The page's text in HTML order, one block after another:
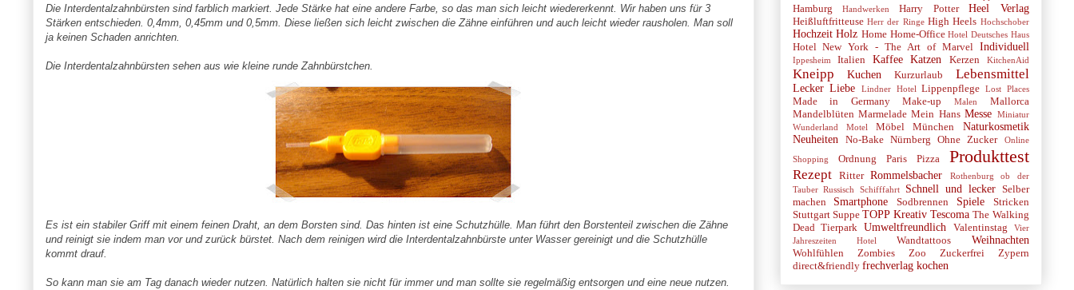
Die Interdentalzahnbürstensind farblich markiert. Jede Stärke hat eine andere Farbe, so das man sich leicht wiedererkennt. Wir haben uns für 3
Stärken entschieden. 0,4mm, 0,45mm und 0,5mm. Diese ließen sich leicht zwischen die Zähne einführen und auch leicht wieder rausholen. Man soll
ja keinen Schaden anrichten.
Die Interdentalzahnbürstensehen aus wie kleine rundeZahnbürstchen.
Es ist ein stabiler Griff mit einem feinen Draht, an dem Borsten sind. Das hinten ist eine Schutzhülle. Man führt den Borstenteil zwischen die Zähne
und reinigt sie indem man vor und zurück bürstet. Nach dem reinigen wird die Interdentalzahnbürsteunter Wasser gereinigt und die Schutzhülle
kommt drauf.
So kann man sie am Tag danach wieder nutzen. Natürlich halten sie nicht für immer und man sollte sie regelmäßig entsorgen und eine neue nutzen.
Hamburg
Handwerken Harry Potter Heel Verlag
Heißluftfritteuse Herr der Ringe High Heels Hochschober
Hochzeit Holz Home Home-Office Hotel Deutsches Haus
Hotel New York - The Art of Marvel Individuell
Ippesheim Italien Kaffee Katzen Kerzen KitchenAid
Kneipp Kuchen Kurzurlaub Lebensmittel
Lecker Liebe Lindner Hotel Lippenpflege Lost Places
Made in Germany Make-up Malen
Mallorca
Mandelblüten Marmelade Mein Hans Messe Miniatur
Wunderland
Motel Möbel München
Naturkosmetik
Neuheiten
No-Bake Nürnberg Ohne Zucker
Online
Shopping
Ordnung Paris Pizza Produkttest
Rezept Ritter Rommelsbacher
Rothenburg ob der
Tauber Russisch Schifffahrt Schnell und lecker Selber
machen
Smartphone Sodbrennen Spiele
Stricken
Stuttgart Suppe TOPP Kreativ Tescoma The Walking
Dead Tierpark Umweltfreundlich Valentinstag
Vier
Jahreszeiten Hotel
Wandtattoos Weihnachten
Wohlfühlen Zombies Zoo Zuckerfrei
Zypern
direct&friendly frechverlag kochen